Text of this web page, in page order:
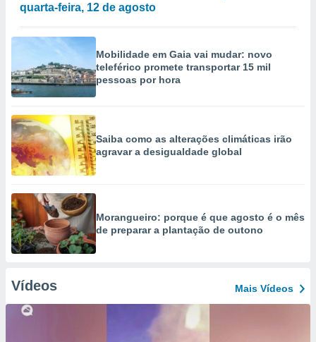
quarta-feira, 12 de agosto
Mobilidade em Gaia vai mudar: novo
teleférico promete transportar 15 mil
pessoas por hora
Saiba como as alterações climáticas irão
agravar a desigualdade global
Morangueiro: porque é que agosto é o mês
de preparar a plantação de outono
Vídeos Mais Vídeos